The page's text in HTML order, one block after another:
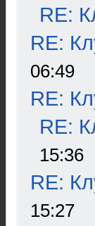
RE:
RE:
06:49
RE:
RE:
15:36
RE:
15:27